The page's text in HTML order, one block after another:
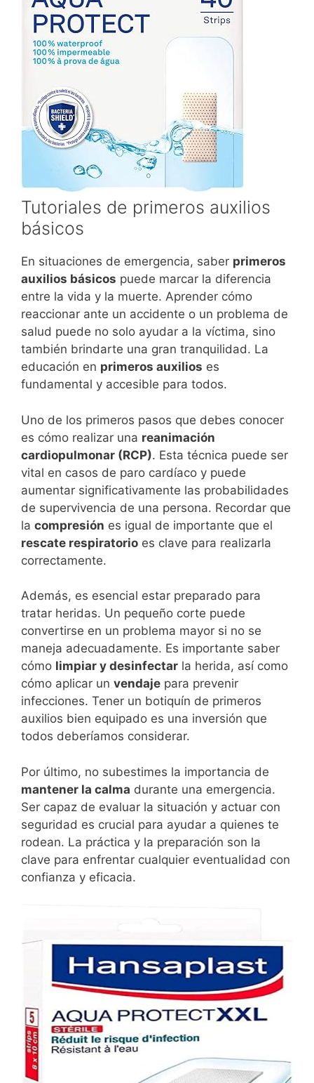
Tutoriales de primeros auxilios
básicos
En situaciones de emergencia, saber primeros
auxilios básicos puede marcar la diferencia
entre la vida y la muerte. Aprender cómo
reaccionar ante un accidente o un problema de
salud puede no solo ayudar a la víctima, sino
también brindarte una gran tranquilidad. La
educación en primeros auxilios es
fundamental y accesible para todos.
Uno de los primeros pasos que debes conocer
es cómo realizar una reanimación
cardiopulmonar (RCP). Esta técnica puede ser
vital en casos de paro cardíaco y puede
aumentar significativamente las probabilidades
de supervivencia de una persona. Recordar que
la compresión es igual de importante que el
rescate respiratorio es clave para realizarla
correctamente.
Además, es esencial estar preparado para
tratar heridas. Un pequeño corte puede
convertirse en un problema mayor si no se
maneja adecuadamente. Es importante saber
cómo limpiar y desinfectar la herida, así como
cómo aplicar un vendaje para prevenir
infecciones. Tener un botiquín de primeros
auxilios bien equipado es una inversión que
todos deberíamos considerar.
Por último, no subestimes la importancia de
mantener la calma durante una emergencia.
Ser capaz de evaluar la situación y actuar con
seguridad es crucial para ayudar a quienes te
rodean. La práctica y la preparación son la
clave para enfrentar cualquier eventualidad con
confianza y eficacia.